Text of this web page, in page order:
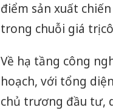
điểm sản xuất
trong chuỗi giá trị
Về hạ tầng công
hoạch, với tổng
chủ trương đầu tư,